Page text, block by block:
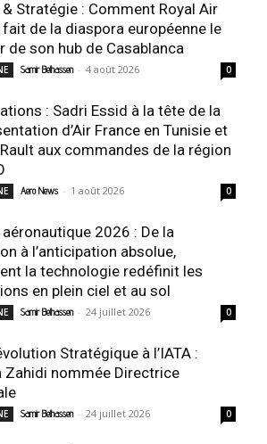
Stratégie : Comment Royal Air
de la diaspora européenne le
de son hub de Casablanca
Samir Belhassen - 4 août 2026 0
: Sadri Essid à la tête de la
d’Air France en Tunisie et
aux commandes de la région
Aero News - 1 août 2026 0
2026 : De la
à l’anticipation absolue,
la technologie redéfinit les
en plein ciel et au sol
Samir Belhassen - 24 juillet 2026 0
Stratégique à l’IATA :
Zahidi nommée Directrice
Samir Belhassen - 24 juillet 2026 0